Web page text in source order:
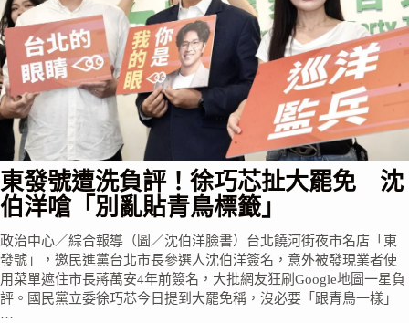
東發號遭洗負評！徐巧芯扯大罷免 沈
伯洋嗆「別亂貼青鳥標籤」
政治中心／綜合報導（圖／沈伯洋臉書）台北饒河街夜市名店「東
發號」，邀民進黨台北市長參選人沈伯洋簽名，意外被發現業者使
用菜單遮住市長蔣萬安4年前簽名，大批網友狂刷Google地圖一星負
評。國民黨立委徐巧芯今日提到大罷免稱，沒必要「跟青鳥一樣」
…